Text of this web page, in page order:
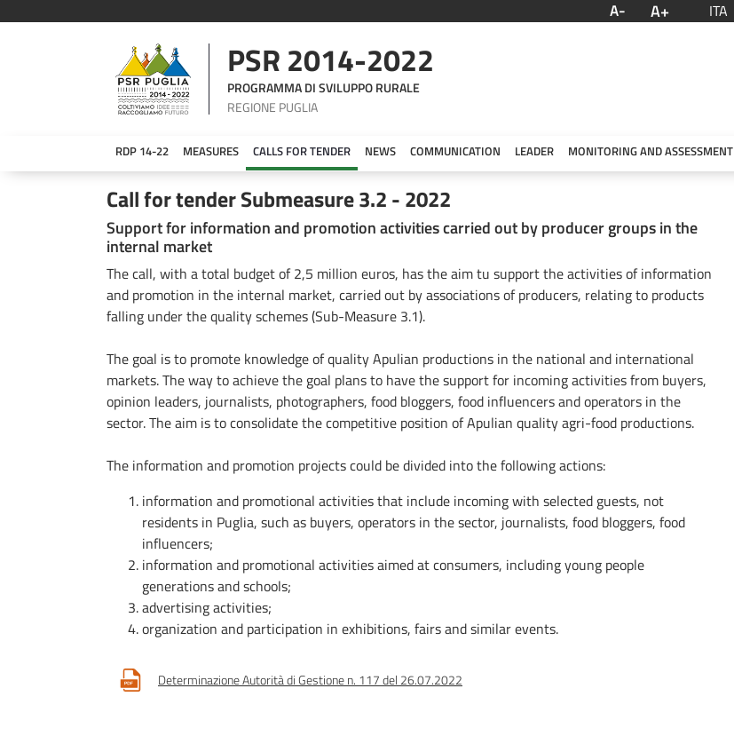
A- A+ ITA
PSR 2014-2022
PROGRAMMA DI SVILUPPO RURALE
REGIONE PUGLIA
RDP 14-22 MEASURES CALLS FOR TENDER NEWS COMMUNICATION LEADER MONITORING AND ASSESSMENT
Bando Sottomisura 3.2 - 2022
Call for tender Submeasure 3.2 - 2022
Support for information and promotion activities carried out by producer groups in the
internal market
The call, with a total budget of 2,5 million euros, has the aim tu support the activities of information
and promotion in the internal market, carried out by associations of producers, relating to products
falling under the quality schemes (Sub-Measure 3.1).
The goal is to promote knowledge of quality Apulian productions in the national and international
markets. The way to achieve the goal plans to have the support for incoming activities from buyers,
opinion leaders, journalists, photographers, food bloggers, food influencers and operators in the
sector. The aim is to consolidate the competitive position of Apulian quality agri-food productions.
The information and promotion projects could be divided into the following actions:
information and promotional activities that include incoming with selected guests, not
residents in Puglia, such as buyers, operators in the sector, journalists, food bloggers, food
influencers;
information and promotional activities aimed at consumers, including young people
generations and schools;
advertising activities;
organization and participation in exhibitions, fairs and similar events.
Determinazione Autorità di Gestione n. 117 del 26.07.2022